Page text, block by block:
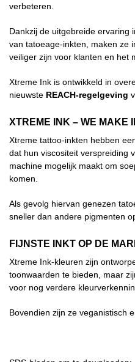
verbeteren.
Dankzij de uitgebreide ervaring
van tatoeage-inkten, maken ze
veiliger zijn voor klanten en het
Xtreme Ink is ontwikkeld in
nieuwste REACH-regelgeving
XTREME INK – WE MAKE
Xtreme tattoo-inkten hebben
dat hun viscositeit verspreiding
machine mogelijk maakt om
komen.
Als gevolg hiervan genezen
sneller dan andere pigmenten
FIJNSTE INKT OP DE
Xtreme Ink-kleuren zijn
toonwaarden te bieden, maar
voor nog verdere
Bovendien zijn ze veganistisch